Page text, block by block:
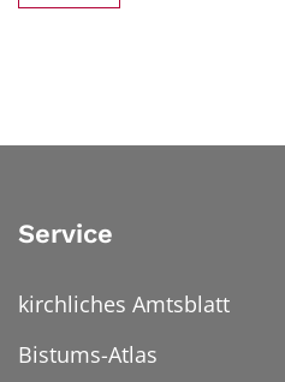
Service
kirchliches Amtsblatt
Bistums-Atlas